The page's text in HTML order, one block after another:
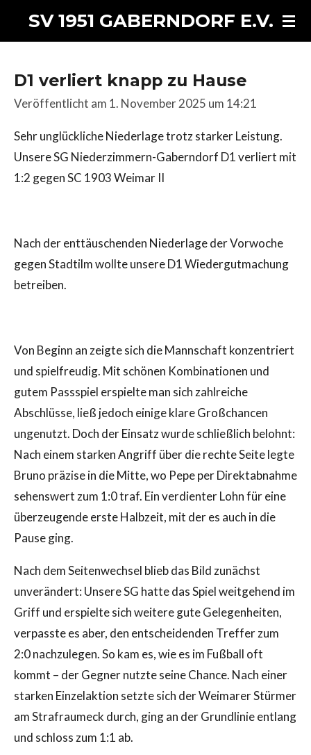
ZumSV 1951 GABERNDORF E.V.
D1 verliert knapp zu Hause
Veröffentlicht am 1. November 2025 um 14:21
Sehr unglückliche Niederlage trotz starker Leistung.
Unsere SG Niederzimmern-Gaberndorf D1 verliert mit
1:2 gegen SC 1903 Weimar II
Nach der enttäuschenden Niederlage der Vorwoche
gegen Stadtilm wollte unsere D1 Wiedergutmachung
betreiben.
Von Beginn an zeigte sich die Mannschaft konzentriert
und spielfreudig. Mit schönen Kombinationen und
gutem Passspiel erspielte man sich zahlreiche
Abschlüsse, ließ jedoch einige klare Großchancen
ungenutzt. Doch der Einsatz wurde schließlich belohnt:
Nach einem starken Angriff über die rechte Seite legte
Bruno präzise in die Mitte, wo Pepe per Direktabnahme
sehenswert zum 1:0 traf. Ein verdienter Lohn für eine
überzeugende erste Halbzeit, mit der es auch in die
Pause ging.
Nach dem Seitenwechsel blieb das Bild zunächst
unverändert: Unsere SG hatte das Spiel weitgehend im
Griff und erspielte sich weitere gute Gelegenheiten,
verpasste es aber, den entscheidenden Treffer zum
2:0 nachzulegen. So kam es, wie es im Fußball oft
kommt – der Gegner nutzte seine Chance. Nach einer
starken Einzelaktion setzte sich der Weimarer Stürmer
am Strafraumeck durch, ging an der Grundlinie entlang
und schloss zum 1:1 ab.